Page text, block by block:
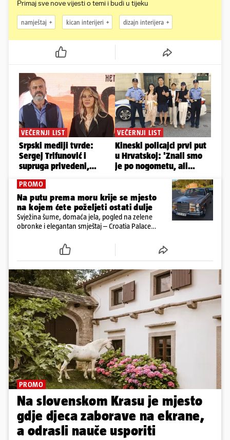
Primaj sve nove vijesti o temi i budi u tijeku
namještaj kican interijeri dizajn interijera
PROMO
Na putu prema moru krije se mjesto
na kojem ćete poželjeti ostati dulje
Svježina šume, domaća jela, pogled na zelene
obronke i elegantan smještaj – Croatia Palace
PROMO
Na slovenskom Krasu je mjesto
gdje djeca zaborave na ekrane,
a odrasli nauče usporiti